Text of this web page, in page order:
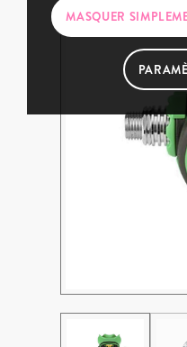
MASQUER